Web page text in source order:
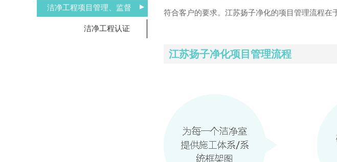
洁净工程项目管理、监督
洁净工程认证
符合客户的要求。江苏扬子净化的项目管理流程在
江苏扬子净化项目管理流程